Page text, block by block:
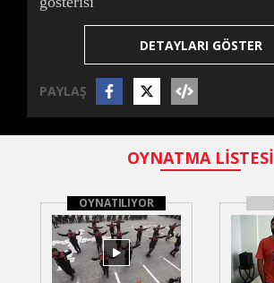
DETAYLARI GÖSTER
PAYLAŞ
OYNATMA LİSTESİ
OYNATILIYOR